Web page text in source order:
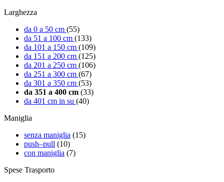
Larghezza
da 0 a 50 cm (55)
da 51 a 100 cm (133)
da 101 a 150 cm (109)
da 151 a 200 cm (125)
da 201 a 250 cm (106)
da 251 a 300 cm (67)
da 301 a 350 cm (53)
da 351 a 400 cm (33)
da 401 cm in su (40)
Maniglia
senza maniglia (15)
push–pull (10)
con maniglia (7)
Spese Trasporto